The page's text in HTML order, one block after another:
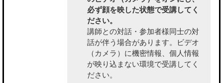
必ず顔を映した状態で受講してく
ださい。
講師との対話・参加者様同士の対
話が伴う場合があります。ビデオ
（カメラ）に機密情報、個人情報
が映り込まない環境で受講してく
ださい。